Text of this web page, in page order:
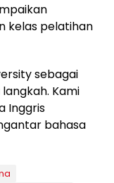
kelas pelatihan
sebagai
Kami
Inggris
bahasa